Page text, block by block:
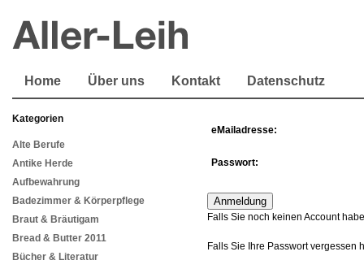
Home Über uns Kontakt Datenschutz
Kategorien
Alte Berufe
Antike Herde
Aufbewahrung
Badezimmer & Körperpflege
Braut & Bräutigam
Bread & Butter 2011
Bücher & Literatur
eMailadresse:
Passwort:
Falls Sie noch keinen Account
Falls Sie Ihre Passwort vergessen